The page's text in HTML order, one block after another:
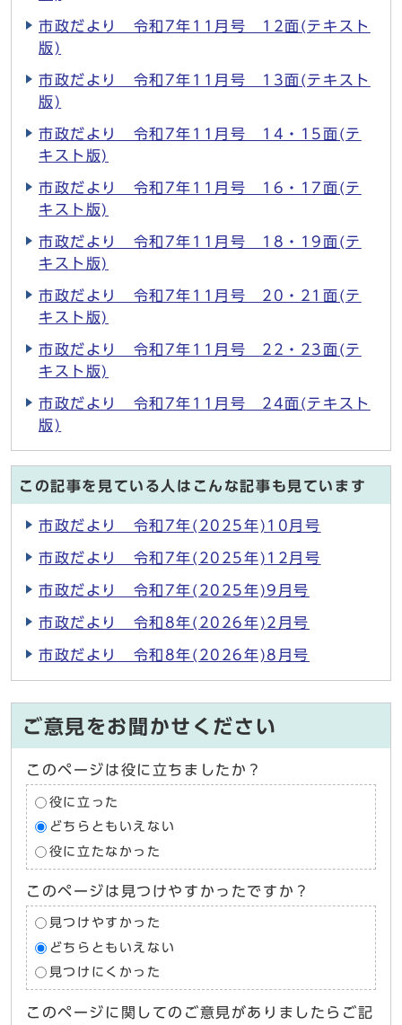
市政だより 令和7年11月号 12面(テキスト
版)
市政だより 令和7年11月号 13面(テキスト
版)
市政だより 令和7年11月号 14・15面(テ
キスト版)
市政だより 令和7年11月号 16・17面(テ
キスト版)
市政だより 令和7年11月号 18・19面(テ
キスト版)
市政だより 令和7年11月号 20・21面(テ
キスト版)
市政だより 令和7年11月号 22・23面(テ
キスト版)
市政だより 令和7年11月号 24面(テキスト
版)
この記事を見ている人はこんな記事も見ています
市政だより 令和7年(2025年)10月号
市政だより 令和7年(2025年)12月号
市政だより 令和7年(2025年)9月号
市政だより 令和8年(2026年)2月号
市政だより 令和8年(2026年)8月号
ご意見をお聞かせください
このページは役に立ちましたか？
役に立った
どちらともいえない
役に立たなかった
このページは見つけやすかったですか？
見つけやすかった
どちらともいえない
見つけにくかった
このページに関してのご意見がありましたらご記